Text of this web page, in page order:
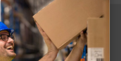
e ottieni il buono